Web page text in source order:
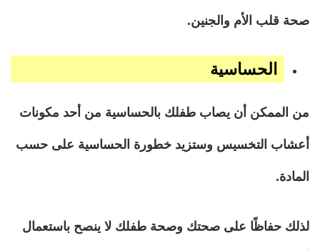
صحة قلب الأم والجنين.
الحساسية
من الممكن أن يصاب طفلك بالحساسية من أحد مكونات
أعشاب التخسيس وستزيد خطورة الحساسية على حسب
المادة.
لذلك حفاظًا على صحتك وصحة طفلك لا ينصح باستعمال